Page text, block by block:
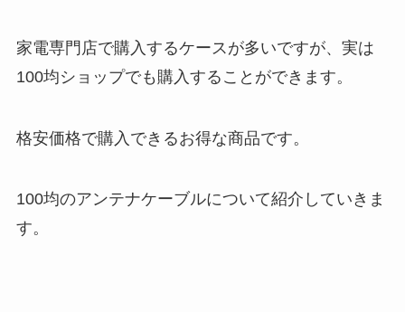
家電専門店で購入するケースが多いですが、実は
100均ショップでも購入することができます。
格安価格で購入できるお得な商品です。
100均のアンテナケーブルについて紹介していきま
す。